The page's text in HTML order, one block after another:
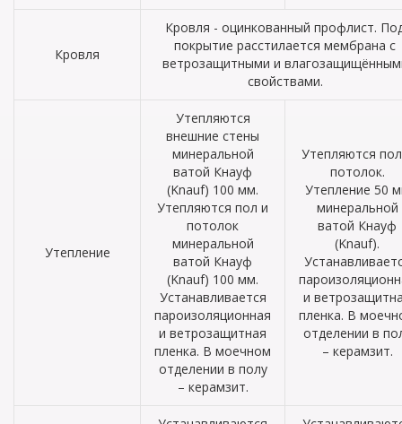
Кровля
Кровля - оцинкованный профлист.
покрытие расстилается мембрана с
ветрозащитными и
свойствами.
Утепление
Утепляются
внешние стены
минеральной
ватой Кнауф
(Knauf) 100 мм.
Утепляются пол и
потолок
минеральной
ватой Кнауф
(Knauf) 100 мм.
Устанавливается
пароизоляционная
и ветрозащитная
пленка. В моечном
отделении в полу
– керамзит.
Утепляются
потолок.
Утепление 50
минеральной
ватой Кнауф
(Knauf).
и
пленка. В
отделении в
– керамзит.